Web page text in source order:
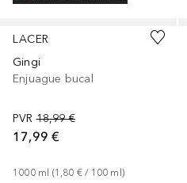
LACER
Gingi
Enjuague bucal
PVR 18,99 €
17,99 €
1000 ml (1,80 € / 100 ml )